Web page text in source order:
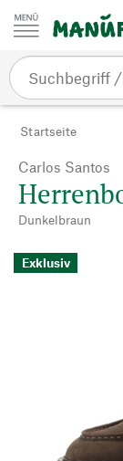
Zum Inhalt springen
Startseite
Carlos Santos
Dunkelbraun
Exklusiv